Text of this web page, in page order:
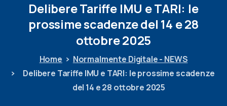
DelibereTariffe IMU eTARI: le
prossimescadenzedel 14 e28
ottobre2025
Home
Normalmente Digitale - NEWS
Delibere Tariffe IMU e TARI: le prossime scadenze
del 14 e 28 ottobre 2025